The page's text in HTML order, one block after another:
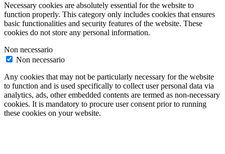
Necessary cookies are absolutely essential for the website to
function properly. This category only includes cookies that ensures
basic functionalities and security features of the website. These
cookies do not store any personal information.
Non necessario
Non necessario
Any cookies that may not be particularly necessary for the website
to function and is used specifically to collect user personal data via
analytics, ads, other embedded contents are termed as non-necessary
cookies. It is mandatory to procure user consent prior to running
these cookies on your website.